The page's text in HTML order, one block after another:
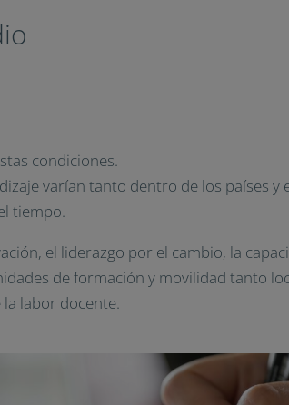
condiciones.
varían tanto dentro de los países y
tiempo.
el liderazgo por el cambio, la
de formación y movilidad tanto
labor docente.